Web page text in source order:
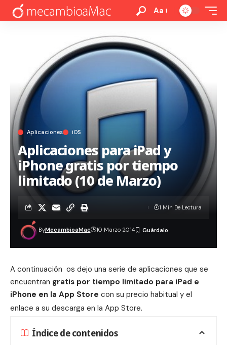
Aa
Aplicaciones iOS
Aplicaciones para iPad y
iPhone gratis por tiempo
limitado (10 de Marzo)
ByMecambioaMac 10 Marzo 2014
1 Min De Lectura
A continuación os dejo una serie de aplicaciones que se
encuentran gratis por tiempo limitado para iPad e
iPhone en la App Store con su precio habitual y el
enlace a su descarga en la App Store.
Índice de contenidos